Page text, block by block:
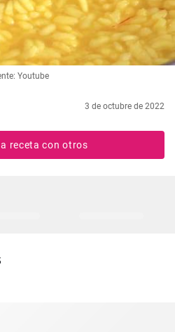
Youtube
3 de octubre de 2022
receta con otros